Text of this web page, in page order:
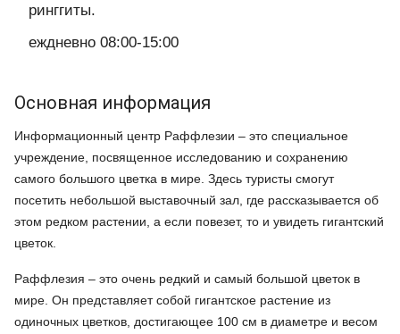
ринггиты.
еждневно 08:00-15:00
Основная информация
Информационный центр Раффлезии – это специальное
учреждение, посвященное исследованию и сохранению
самого большого цветка в мире. Здесь туристы смогут
посетить небольшой выставочный зал, где рассказывается об
этом редком растении, а если повезет, то и увидеть гигантский
цветок.
Раффлезия – это очень редкий и самый большой цветок в
мире. Он представляет собой гигантское растение из
одиночных цветков, достигающее 100 см в диаметре и весом